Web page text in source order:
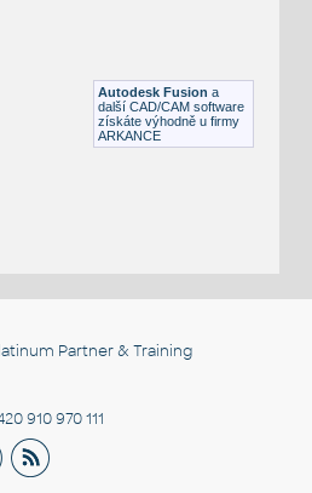
Plastové součásti
Autodesk Fusion a
další CAD/CAM software
získáte výhodně u firmy
ARKANCE
Partner & Training
910 970 111